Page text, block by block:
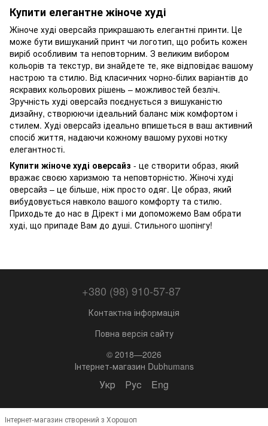
Купити елегантне жіноче худі
Жіноче худі оверсайз прикрашають елегантні принти. Це
може бути вишуканий принт чи логотип, що робить кожен
виріб особливим та неповторним. З великим вибором
кольорів та текстур, ви знайдете те, яке відповідає вашому
настрою та стилю. Від класичних чорно-білих варіантів до
яскравих кольорових рішень – можливостей безліч.
Зручність худі оверсайз поєднується з вишуканістю
дизайну, створюючи ідеальний баланс між комфортом і
стилем. Худі оверсайз ідеально впишеться в ваш активний
спосіб життя, надаючи кожному вашому рухові нотку
елегантності.
Купити жіноче худі оверсайз - це створити образ, який
вражає своєю харизмою та неповторністю. Жіночі худі
оверсайз – це більше, ніж просто одяг. Це образ, який
вибудовується навколо вашого комфорту та стилю.
Приходьте до нас в Дірект і ми допоможемо Вам обрати
худі, що припаде Вам до душі. Стильного шопінгу!
+380 (98) 910-57-87
Контактна інформація
Повна версія сайту
© 2018—2026
Інтернет-магазин Dubhumans
Укр Рус Eng
Інтернет-магазин створений з Хорошоп